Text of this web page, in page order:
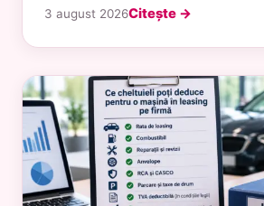
3 august 2026Citește →